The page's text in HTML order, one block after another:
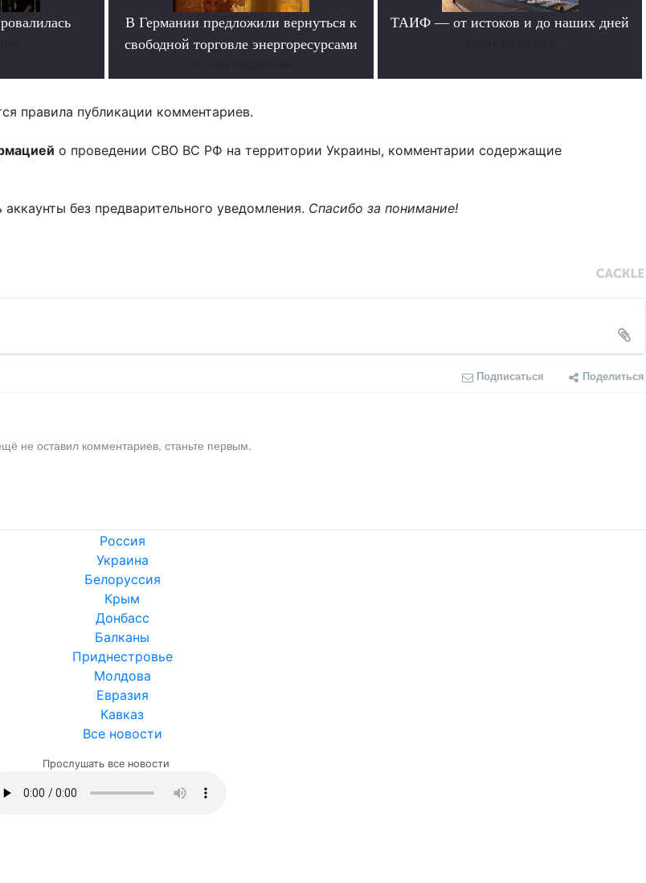
В Германии предложили вернуться к
свободной торговле энергоресурсами
ТАИФ — от истоков и до наших дней
правила публикации комментариев.
о проведении СВО ВС РФ на территории Украины, комментарии содержащие
без предварительного уведомления. Спасибо за понимание!
Подписаться Поделиться
не оставил комментариев, станьте первым.
Россия
Украина
Белоруссия
Крым
Донбасс
Балканы
Приднестровье
Молдова
Евразия
Кавказ
Все новости
Прослушать все новости